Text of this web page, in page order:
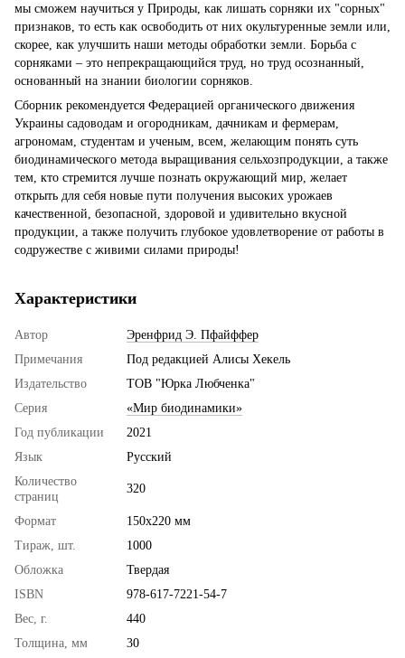
мы сможем научиться у Природы, как лишать сорняки их "сорных"
признаков, то есть как освободить от них окультуренные земли или,
скорее, как улучшить наши методы обработки земли. Борьба с
сорняками – это непрекращающийся труд, но труд осознанный,
основанный на знании биологии сорняков.
Сборник рекомендуется Федерацией органического движения
Украины садоводам и огородникам, дачникам и фермерам,
агрономам, студентам и ученым, всем, желающим понять суть
биодинамического метода выращивания сельхозпродукции, а также
тем, кто стремится лучше познать окружающий мир, желает
открыть для себя новые пути получения высоких урожаев
качественной, безопасной, здоровой и удивительно вкусной
продукции, а также получить глубокое удовлетворение от работы в
содружестве с живими силами природы!
Характеристики
Автор
Эренфрид Э. Пфайффер
Примечания
Под редакцией Алисы Хекель
Издательство
ТОВ "Юрка Любченка"
Серия
«Мир биодинамики»
Год публикации
2021
Язык
Русский
Количество
страниц
320
Формат
150х220 мм
Тираж, шт.
1000
Обложка
Твердая
ISBN
978-617-7221-54-7
Вес, г.
440
Толщина, мм
30